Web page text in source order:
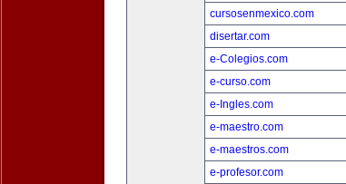
cursosenmexico.com
disertar.com
e-Colegios.com
e-curso.com
e-Ingles.com
e-maestro.com
e-maestros.com
e-profesor.com